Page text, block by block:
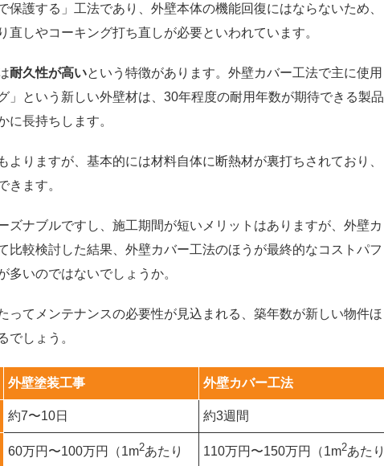
保護する」工法であり、外壁本体の機能回復にはならないため、
直しやコーキング打ち直しが必要といわれています。
耐久性が高いという特徴があります。外壁カバー工法で主に使用
」という新しい外壁材は、30年程度の耐用年数が期待できる製品
に長持ちします。
よりますが、基本的には材料自体に断熱材が裏打ちされており、
きます。
ズナブルですし、施工期間が短いメリットはありますが、外壁カ
比較検討した結果、外壁カバー工法のほうが最終的なコストパフ
多いのではないでしょうか。
ってメンテナンスの必要性が見込まれる、築年数が新しい物件ほ
でしょう。
外壁塗装工事 外壁カバー工法
約7〜10日 約3週間
60万円〜100万円（1m2あたり 110万円〜150万円（1m2あたり